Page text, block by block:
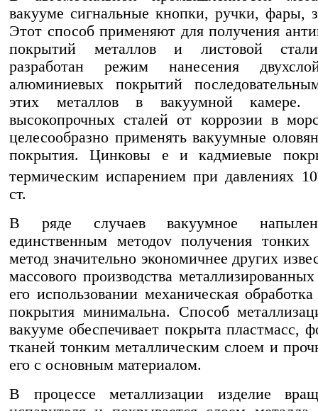
вакууме сигнальные кнопки, ручки, фары,
Этот способ применяют для получения
покрытий металлов и листовой
разработан режим нанесения
алюминиевых покрытий
этих металлов в вакуумной
высокопрочных сталей от коррозии в
целесообразно применять вакуумные
покрытия. Цинковы е и кадмиевые
термическим испарением при давлениях 10
ст.
В ряде случаев вакуумное
единственным методоv получения
метод значительно экономичнее других
массового производства
его использовании механическая
покрытия минимальна. Способ
вакууме обеспечивает покрыта пластмасс,
тканей тонким металлическим слоем и
его с основным материалом.
В процессе металлизации изделие